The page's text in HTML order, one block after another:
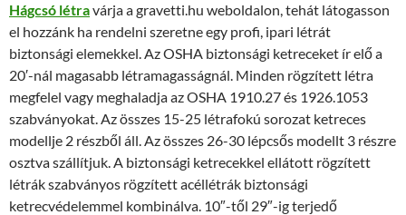
Hágcsó létravárja a gravetti.hu weboldalon, tehát látogasson
el hozzánk ha rendelni szeretne egy profi, ipari létrát
biztonsági elemekkel. Az OSHA biztonsági ketreceket ír elő a
20′-nál magasabb létramagasságnál. Minden rögzített létra
megfelel vagy meghaladja az OSHA 1910.27 és 1926.1053
szabványokat. Az összes 15-25 létrafokú sorozat ketreces
modellje 2 részből áll. Az összes 26-30 lépcsős modellt 3 részre
osztva szállítjuk. A biztonsági ketrecekkel ellátott rögzített
létrák szabványos rögzített acéllétrák biztonsági
ketrecvédelemmel kombinálva. 10″-től 29″-ig terjedő